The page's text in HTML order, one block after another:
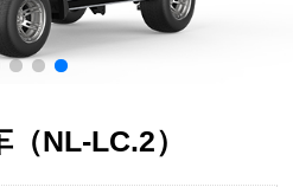
NL-LC.2）